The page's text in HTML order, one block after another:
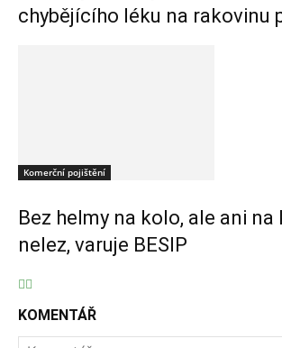
chybějícího léku na rakovinu
Komerční pojištění
Bez helmy na kolo, ale ani na
nelez, varuje BESIP
KOMENTÁŘ